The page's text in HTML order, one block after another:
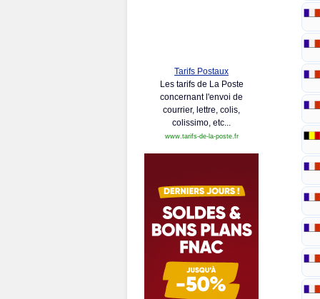
Tarifs Postaux
Les tarifs de La Poste
concernant l'envoi de
courrier, lettre, colis,
colissimo, etc...
www.tarifs-de-la-poste.fr